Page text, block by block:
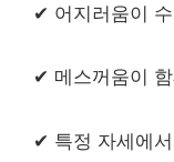
✔ 어지러움이
✔ 메스꺼움이
✔ 특정 자세에